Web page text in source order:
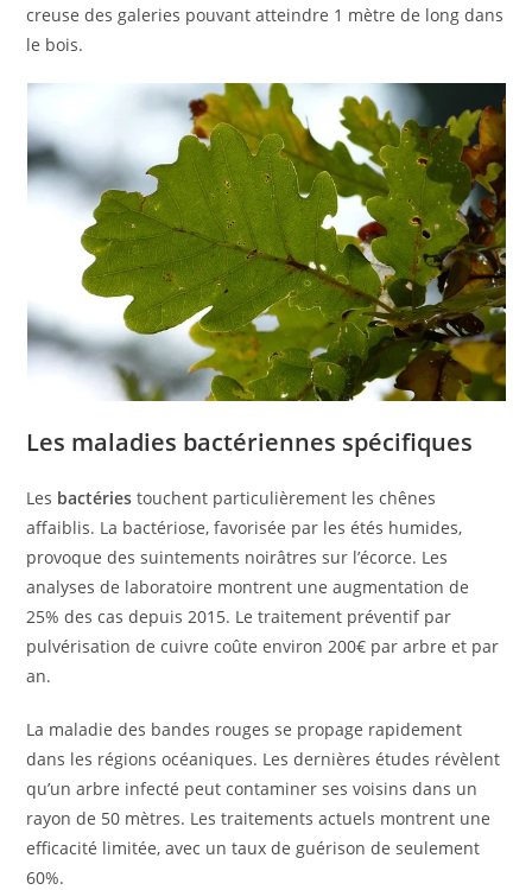
creuse des galeries pouvant atteindre 1 mètre de long dans
le bois.
Les maladies bactériennes spécifiques
Les bactéries touchent particulièrement les chênes
affaiblis. La bactériose, favorisée par les étés humides,
provoque des suintements noirâtres sur l’écorce. Les
analyses de laboratoire montrent une augmentation de
25% des cas depuis 2015. Le traitement préventif par
pulvérisation de cuivre coûte environ 200€ par arbre et par
an.
La maladie des bandes rouges se propage rapidement
dans les régions océaniques. Les dernières études révèlent
qu’un arbre infecté peut contaminer ses voisins dans un
rayon de 50 mètres. Les traitements actuels montrent une
efficacité limitée, avec un taux de guérison de seulement
60%.